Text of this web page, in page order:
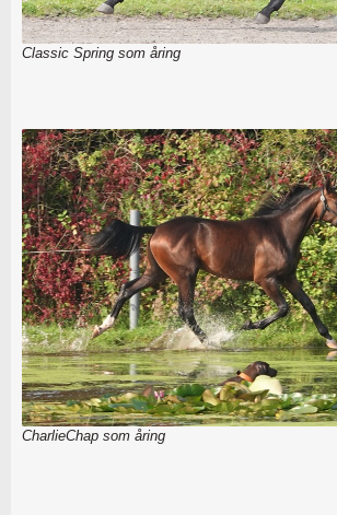
Classic Spring som åring
CharlieChap som åring